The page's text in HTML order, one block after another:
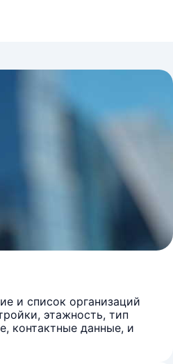
и список организаций
этажность, тип
контактные данные, и